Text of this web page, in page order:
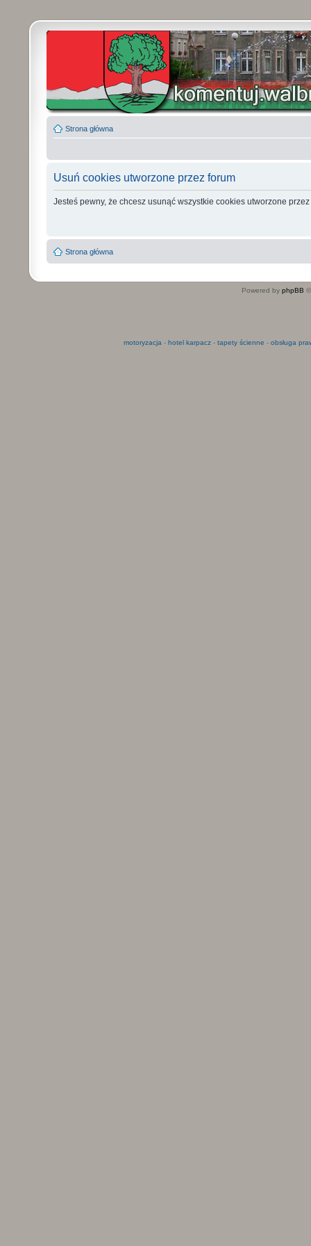
Strona główna
Usuń cookies utworzone przez forum
Jesteś pewny, że chcesz usunąć wszystkie cookies utworzone
Strona główna
Powered by phpBB
motoryzacja - hotel karpacz- tapety ścienne - obsługa